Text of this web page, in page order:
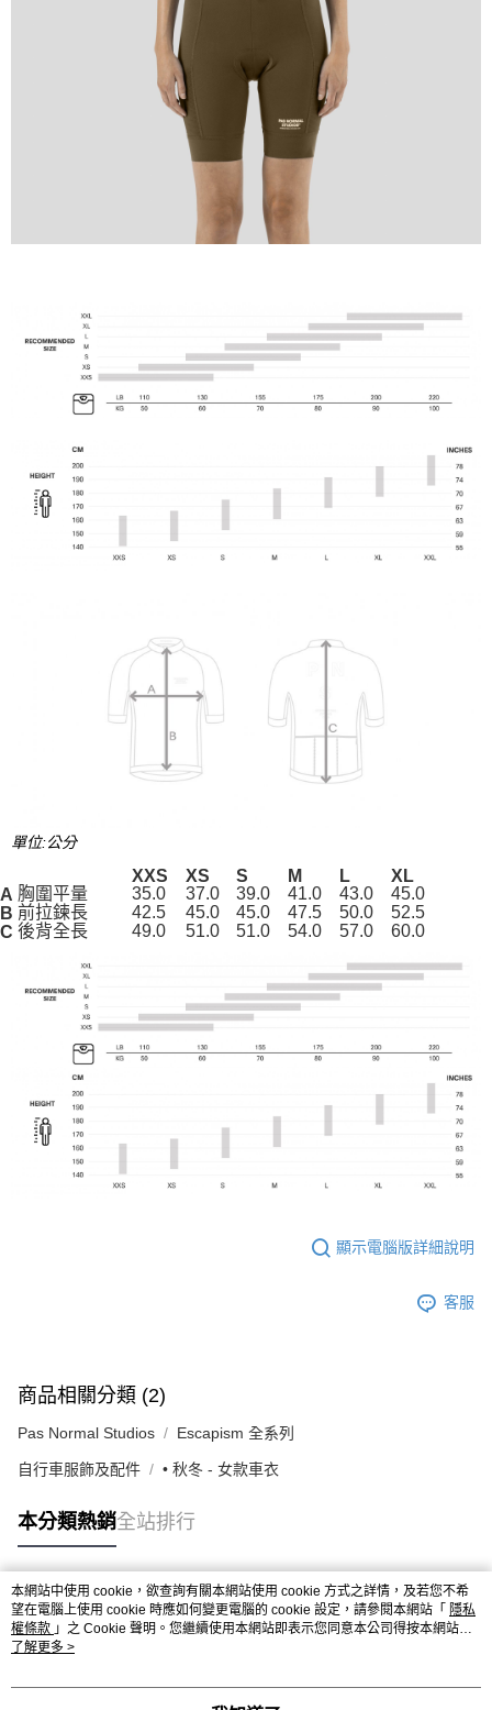
單位:公分
XXS XS S M L
XL
A 胸圍平量 35.0 37.0 39.0 41.0 43.0
45.0
B 前拉鍊長 42.5 45.0 45.0 47.5 50.0
52.5
C 後背全長 49.0 51.0 51.0 54.0 57.0 60.0
顯示電腦版詳細說明
客服
商品相關分類 (2)
Pas Normal Studios Escapism 全系列
自行車服飾及配件 • 秋冬 - 女款車衣
本分類熱銷全站排行
熱門標籤
本網站中使用 cookie，欲查詢有關本網站使用 cookie 方式之詳情，及若您不希
望在電腦上使用 cookie 時應如何變更電腦的 cookie 設定，請參閱本網站「 隱私
權條款 」之 Cookie 聲明。您繼續使用本網站即表示您同意本公司得按本網站使
用條款之 Cookie 聲明使用 cookie。
了解更多 >